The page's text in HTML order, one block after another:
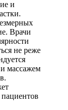
и
Врачи
не реже
и массажем